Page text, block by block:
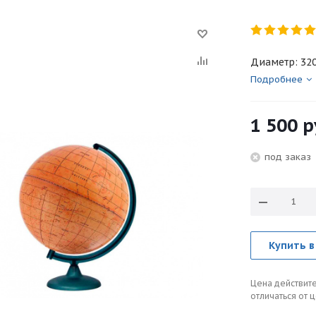
Диаметр:
Подробнее
1 500
под
Купить
Цена
отличаться от